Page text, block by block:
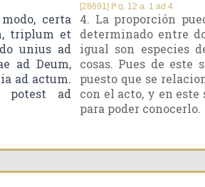
certa
triplum et
unius ad
ad Deum,
ad actum.
potest ad
[28691] Iª q. 12 a. 1 ad 4
4. La proporción
determinado entre
igual son especies
cosas. Pues de este
puesto que se
con el acto, y en
para poder conocerlo.